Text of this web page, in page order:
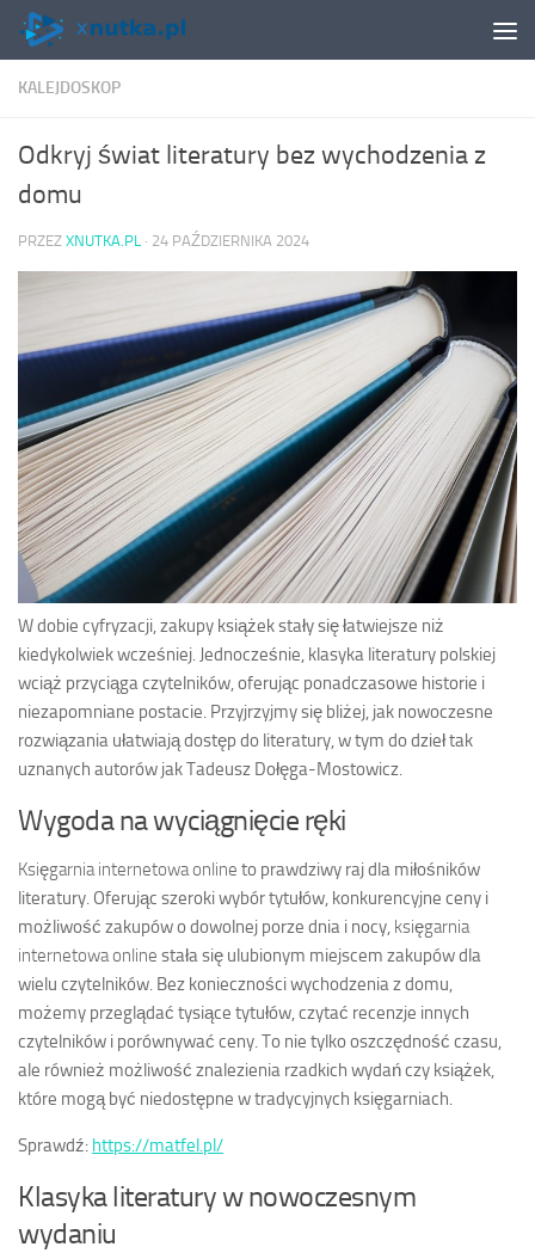
Skip to content
KALEJDOSKOP
Odkryj świat literatury bez wychodzenia z
domu
PRZEZ XNUTKA.PL · 24 PAŹDZIERNIKA 2024
W dobie cyfryzacji, zakupy książek stały się łatwiejsze niż
kiedykolwiek wcześniej. Jednocześnie, klasyka literatury polskiej
wciąż przyciąga czytelników, oferując ponadczasowe historie i
niezapomniane postacie. Przyjrzyjmy się bliżej, jak nowoczesne
rozwiązania ułatwiają dostęp do literatury, w tym do dzieł tak
uznanych autorów jak Tadeusz Dołęga-Mostowicz.
Wygoda na wyciągnięcie ręki
Księgarnia internetowa online to prawdziwy raj dla miłośników
literatury. Oferując szeroki wybór tytułów, konkurencyjne ceny i
możliwość zakupów o dowolnej porze dnia i nocy, księgarnia
internetowa online stała się ulubionym miejscem zakupów dla
wielu czytelników. Bez konieczności wychodzenia z domu,
możemy przeglądać tysiące tytułów, czytać recenzje innych
czytelników i porównywać ceny. To nie tylko oszczędność czasu,
ale również możliwość znalezienia rzadkich wydań czy książek,
które mogą być niedostępne w tradycyjnych księgarniach.
Sprawdź: https://matfel.pl/
Klasyka literatury w nowoczesnym
wydaniu